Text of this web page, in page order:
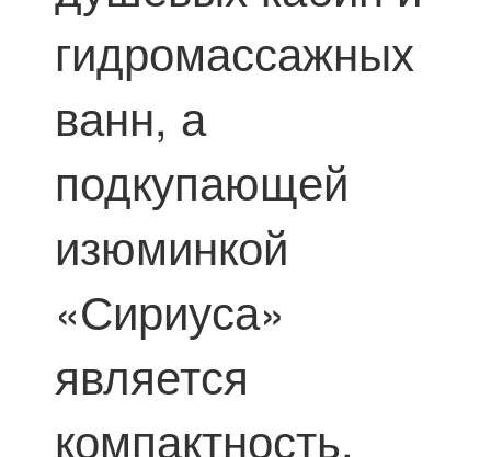
гидромассажных
ванн, а
подкупающей
изюминкой
«Сириуса»
является
компактность.